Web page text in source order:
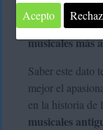
historia. Por
en el que
musicales más
Saber este dato
mejor el
en la historia de
musicales
Acepto